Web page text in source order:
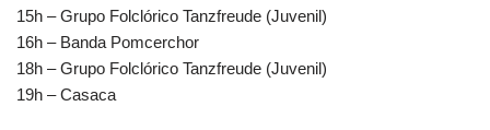
15h – Grupo Folclórico Tanzfreude (Juvenil)
16h – Banda Pomcerchor
18h – Grupo Folclórico Tanzfreude (Juvenil)
19h – Casaca